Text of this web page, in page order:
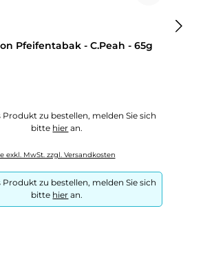
Pfeifentabak - C.Peah - 65g
Produkt zu bestellen, melden Sie sich
bitte hier an.
exkl. MwSt. zzgl. Versandkosten
Produkt zu bestellen, melden Sie sich
bitte hier an.